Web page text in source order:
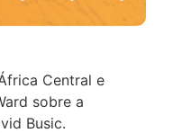
Central e
sobre a
Busic.